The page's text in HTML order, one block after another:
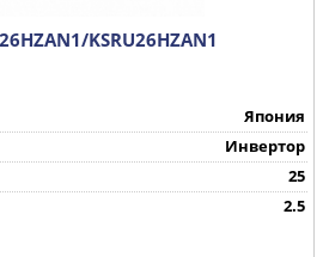
KSRU26HZAN1
Япония
Инвертор
25
2.5